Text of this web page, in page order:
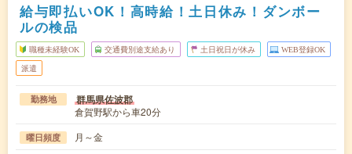
給与即払いOK！高時給！土日休み！ダンボー
ルの検品
職種未経験OK 交通費別途支給あり 土日祝日が休み WEB登録OK
派遣
勤務地 群馬県佐波郡
倉賀野駅から車20分
曜日頻度 月～金